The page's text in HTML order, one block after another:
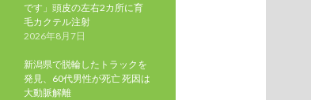
です」頭皮の左右2カ所に育
毛カクテル注射
2026年8月7日
新潟県で脱輪したトラックを
発見、60代男性が死亡 死因は
大動脈解離